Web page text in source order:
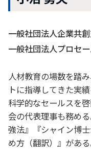
一般社団法人企業共
一般社団法人プロセ
人材教育の場数を踏
トに指導してきた実
科学的なセールスを
会の代表理事も務め
強法』『シャイン博
め方（翻訳）』がある